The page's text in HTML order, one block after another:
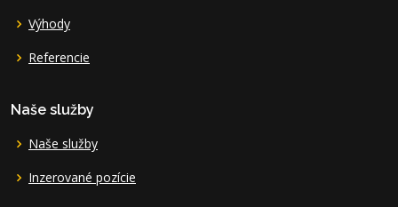
Výhody
Referencie
Naše služby
Naše služby
Inzerované pozície